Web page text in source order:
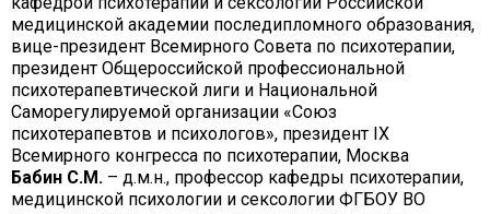
медицинской академии последипломного образования,
вице-президент Всемирного Совета по психотерапии,
президент Общероссийской профессиональной
психотерапевтической лиги и Национальной
Саморегулируемой организации «Союз
психотерапевтов и психологов», президент IХ
Всемирного конгресса по психотерапии, Москва
Бабин С.М. – д.м.н., профессор кафедры психотерапии,
медицинской психологии и сексологии ФГБОУ ВО